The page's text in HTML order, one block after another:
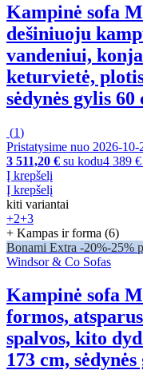
Kampinė sofa
dešiniuoju
vandeniui,
keturvietė,
sėdynės gylis 60
(1)
Pristatysime nuo
3 511,20 € su kodu4 389
Į krepšelį
Į krepšelį
kiti variantai
+2+3
+ Kampas ir forma (6)
Bonami Extra -20%-25%
Windsor & Co Sofas
Kampinė sofa
formos,
spalvos, kito
173 cm,